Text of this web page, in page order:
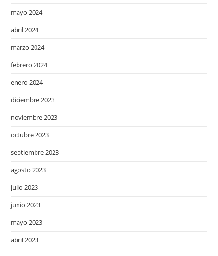
mayo 2024
abril 2024
marzo 2024
febrero 2024
enero 2024
diciembre 2023
noviembre 2023
octubre 2023
septiembre 2023
agosto 2023
julio 2023
junio 2023
mayo 2023
abril 2023